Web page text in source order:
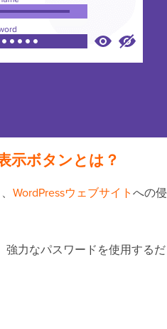
示ボタンとは？
WordPressウェブサイトへの侵
強力なパスワードを使用するだ